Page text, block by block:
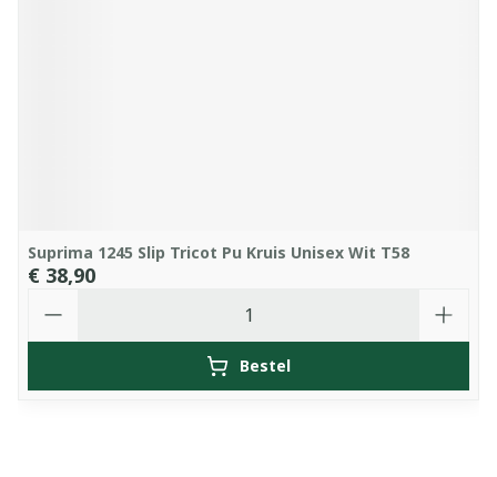
Suprima 1245 Slip Tricot Pu Kruis Unisex Wit T58
€ 38,90
Bestel